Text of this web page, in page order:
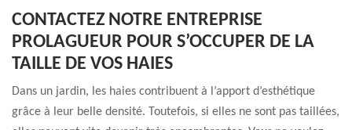
CONTACTEZ NOTRE ENTREPRISE
PROLAGUEUR POUR S’OCCUPER DE LA
TAILLE DE VOS HAIES
Dans un jardin, les haies contribuent à l’apport d’esthétique
grâce à leur belle densité. Toutefois, si elles ne sont pas taillées,